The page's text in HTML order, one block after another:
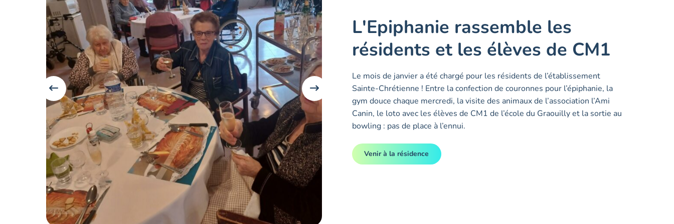
L'Epiphanie rassemble les
résidents et les élèves de CM1
Le mois de janvier a été chargé pour les résidents de l’établissement
Sainte-Chrétienne ! Entre la confection de couronnes pour l’épiphanie, la
gym douce chaque mercredi, la visite des animaux de l’association l’Ami
Canin, le loto avec les élèves de CM1 de l’école du Graouilly et la sortie au
bowling : pas de place à l’ennui.
Venir à la résidence